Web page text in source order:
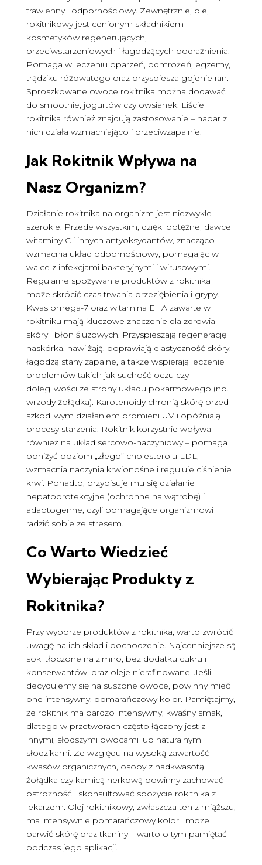
trawienny i odpornościowy. Zewnętrznie, olej
rokitnikowy jest cenionym składnikiem
kosmetyków regenerujących,
przeciwstarzeniowych i łagodzących podrażnienia.
Pomaga w leczeniu oparzeń, odmrożeń, egzemy,
trądziku różowatego oraz przyspiesza gojenie ran.
Sproszkowane owoce rokitnika można dodawać
do smoothie, jogurtów czy owsianek. Liście
rokitnika również znajdują zastosowanie – napar z
nich działa wzmacniająco i przeciwzapalnie.
Jak Rokitnik Wpływa na
Nasz Organizm?
Działanie rokitnika na organizm jest niezwykle
szerokie. Przede wszystkim, dzięki potężnej dawce
witaminy C i innych antyoksydantów, znacząco
wzmacnia układ odpornościowy, pomagając w
walce z infekcjami bakteryjnymi i wirusowymi.
Regularne spożywanie produktów z rokitnika
może skrócić czas trwania przeziębienia i grypy.
Kwas omega-7 oraz witamina E i A zawarte w
rokitniku mają kluczowe znaczenie dla zdrowia
skóry i błon śluzowych. Przyspieszają regenerację
naskórka, nawilżają, poprawiają elastyczność skóry,
łagodzą stany zapalne, a także wspierają leczenie
problemów takich jak suchość oczu czy
dolegliwości ze strony układu pokarmowego (np.
wrzody żołądka). Karotenoidy chronią skórę przed
szkodliwym działaniem promieni UV i opóźniają
procesy starzenia. Rokitnik korzystnie wpływa
również na układ sercowo-naczyniowy – pomaga
obniżyć poziom „złego” cholesterolu LDL,
wzmacnia naczynia krwionośne i reguluje ciśnienie
krwi. Ponadto, przypisuje mu się działanie
hepatoprotekcyjne (ochronne na wątrobę) i
adaptogenne, czyli pomagające organizmowi
radzić sobie ze stresem.
Co Warto Wiedzieć
Wybierając Produkty z
Rokitnika?
Przy wyborze produktów z rokitnika, warto zwrócić
uwagę na ich skład i pochodzenie. Najcenniejsze są
soki tłoczone na zimno, bez dodatku cukru i
konserwantów, oraz oleje nierafinowane. Jeśli
decydujemy się na suszone owoce, powinny mieć
one intensywny, pomarańczowy kolor. Pamiętajmy,
że rokitnik ma bardzo intensywny, kwaśny smak,
dlatego w przetworach często łączony jest z
innymi, słodszymi owocami lub naturalnymi
słodzikami. Ze względu na wysoką zawartość
kwasów organicznych, osoby z nadkwasotą
żołądka czy kamicą nerkową powinny zachować
ostrożność i skonsultować spożycie rokitnika z
lekarzem. Olej rokitnikowy, zwłaszcza ten z miąższu,
ma intensywnie pomarańczowy kolor i może
barwić skórę oraz tkaniny – warto o tym pamiętać
podczas jego aplikacji.